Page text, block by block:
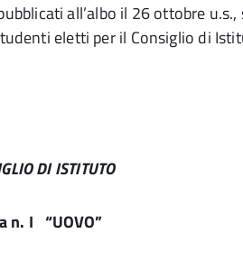
all’albo il 26 ottobre u.s.,
eletti per il Consiglio di
DI ISTITUTO
n. I “UOVO”